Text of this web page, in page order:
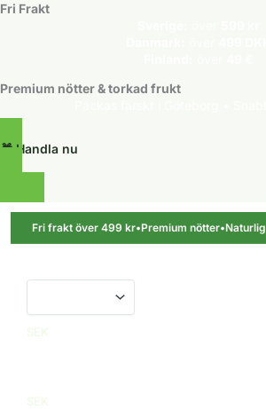
Fri Frakt
Premium nötter & torkad frukt
🎁 Handla nu
Hoppa
innehåll
frakt över 499 kr •Premium nötter•Naturlig energi
SEK
SEK